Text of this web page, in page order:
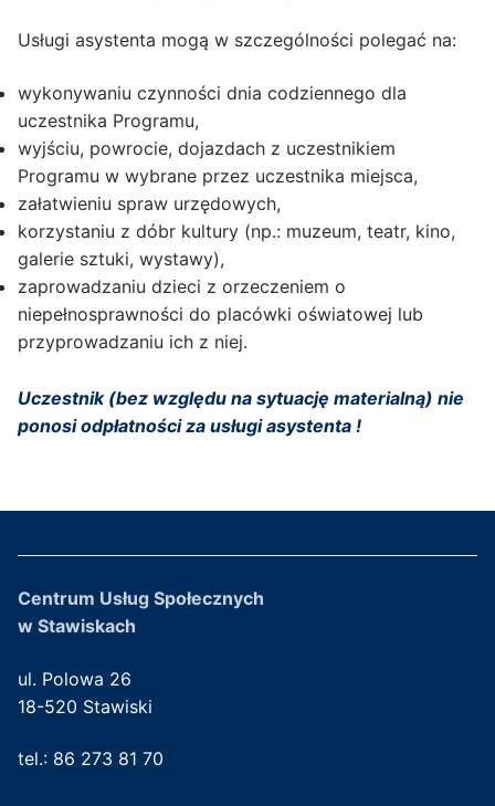
Usługi asystenta mogą w szczególności polegać na:
wykonywaniu czynności dnia codziennego dla
uczestnika Programu,
wyjściu, powrocie, dojazdach z uczestnikiem
Programu w wybrane przez uczestnika miejsca,
załatwieniu spraw urzędowych,
korzystaniu z dóbr kultury (np.: muzeum, teatr, kino,
galerie sztuki, wystawy),
zaprowadzaniu dzieci z orzeczeniem o
niepełnosprawności do placówki oświatowej lub
przyprowadzaniu ich z niej.
Uczestnik (bez względu na sytuację materialną) nie
ponosi odpłatności za usługi asystenta !
Centrum Usług Społecznych
w Stawiskach
ul. Polowa 26
18-520 Stawiski
tel.: 86 273 81 70